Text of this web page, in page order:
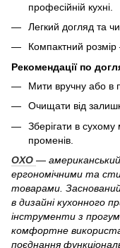
професійній кухні.
Легкий догляд та
Компактний розмір
Рекомендації по
Мити вручну або в
Очищати від
Зберігати в
променів.
OXO — американський
ергономічними та
товарами. Заснований
в дизайні кухонного
інструменти з
комфортне
поєднання